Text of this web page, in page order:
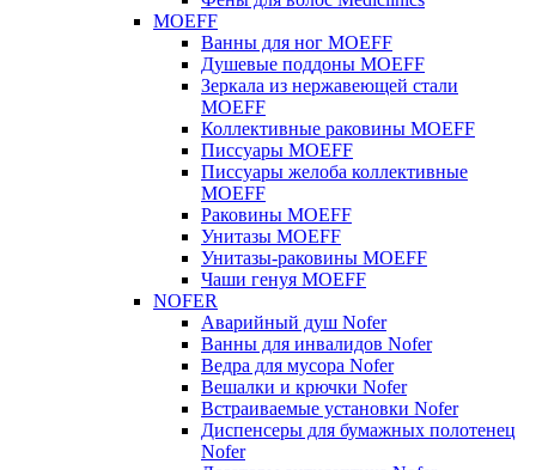
MOEFF
Ванны для ног MOEFF
Душевые поддоны MOEFF
Зеркала из нержавеющей стали
MOEFF
Коллективные раковины MOEFF
Писсуары MOEFF
Писсуары желоба коллективные
MOEFF
Раковины MOEFF
Унитазы MOEFF
Унитазы-раковины MOEFF
Чаши генуя MOEFF
NOFER
Аварийный душ Nofer
Ванны для инвалидов Nofer
Ведра для мусора Nofer
Вешалки и крючки Nofer
Встраиваемые установки Nofer
Диспенсеры для бумажных полотенец
Nofer